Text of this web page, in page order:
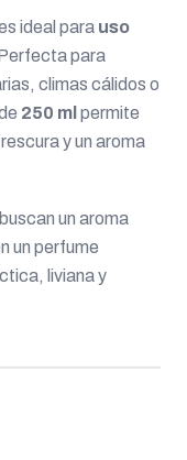
ideal para uso
para
climas cálidos o
250 ml permite
y un aroma
un aroma
un perfume
liviana y